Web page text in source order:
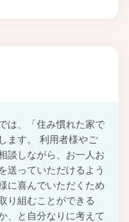
は、「住み慣れた家で
ます。 利用者様やご
談しながら、お一人お
送っていただけるよう
に喜んでいただくため
り組むことができる
、と自分なりに考えて